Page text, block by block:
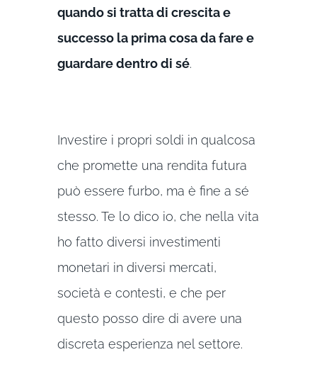
quando si tratta di crescita e
successo la prima cosa da fare e
guardare dentro di sé.
Investire i propri soldi in qualcosa
che promette una rendita futura
può essere furbo, ma è fine a sé
stesso. Te lo dico io, che nella vita
ho fatto diversi investimenti
monetari in diversi mercati,
società e contesti, e che per
questo posso dire di avere una
discreta esperienza nel settore.